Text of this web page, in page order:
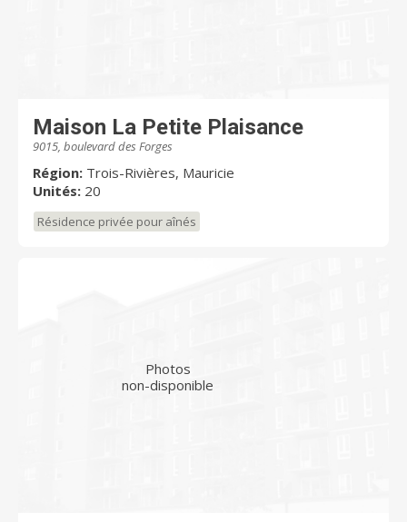
Maison La Petite Plaisance
9015, boulevard des Forges
Région: Trois-Rivières, Mauricie
Unités: 20
Résidence privée pour aînés
Photos
non-disponible